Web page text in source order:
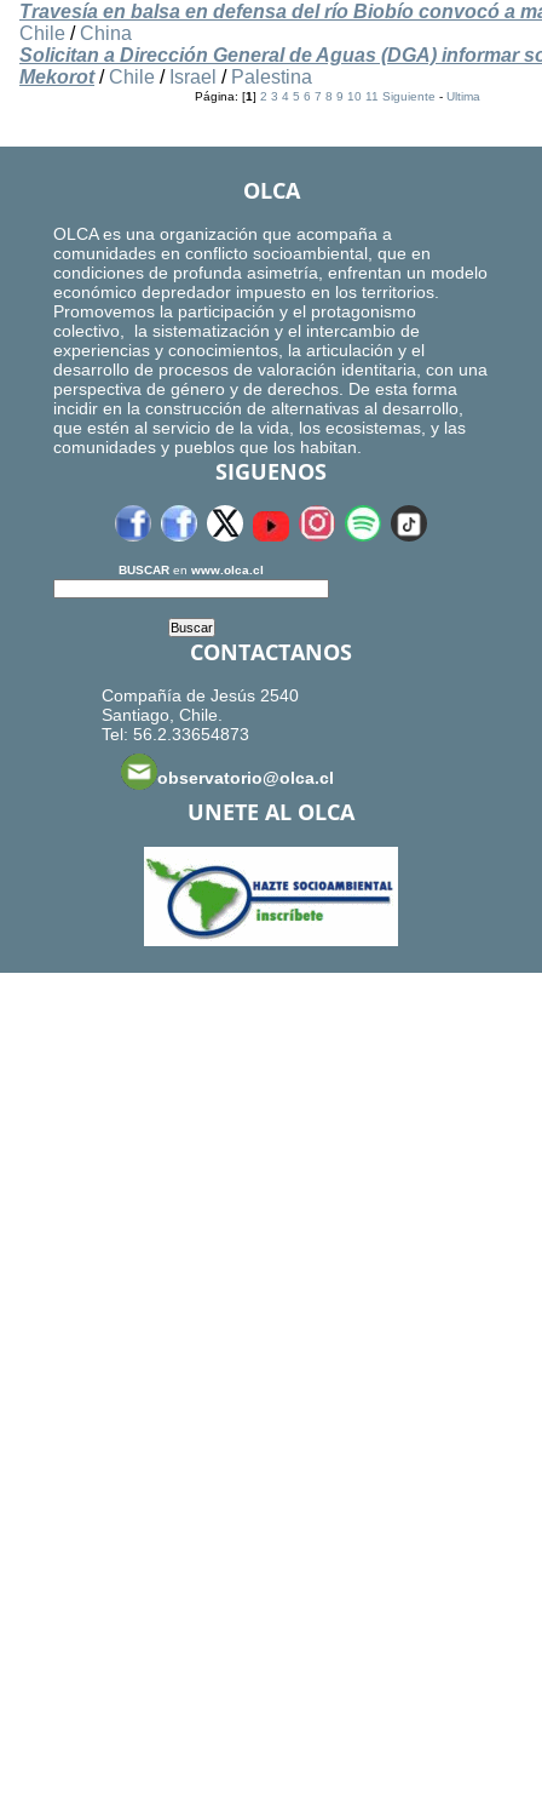
Travesía en balsa en defensa del río Biobío convocó a
Chile / China
Solicitan a Dirección General de Aguas (DGA) informar
Mekorot/ Chile / Israel / Palestina
Página: [1]2 3 4 5 6 7 8 9 10 11 Siguiente -Ultima
OLCA
OLCA es una organización que acompaña a
comunidades en conflicto socioambiental, que en
condiciones de profunda asimetría, enfrentan un modelo
económico depredador impuesto en los territorios.
Promovemos la participación y el protagonismo
colectivo, la sistematización y el intercambio de
experiencias y conocimientos, la articulación y el
desarrollo de procesos de valoración identitaria, con una
perspectiva de género y de derechos. De esta forma
incidir en la construcción de alternativas al desarrollo,
que estén al servicio de la vida, los ecosistemas, y las
comunidades y pueblos que los habitan.
SIGUENOS
BUSCAR en www.olca.cl
CONTACTANOS
Compañía de Jesús 2540
Santiago, Chile.
Tel: 56.2.33654873
observatorio@olca.cl
UNETE AL OLCA